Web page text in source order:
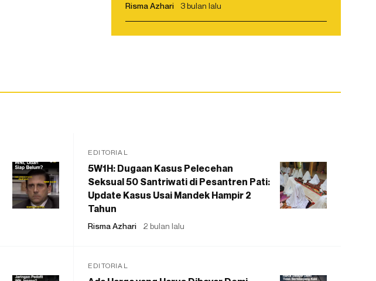
Risma Azhari 3 bulan lalu
EDITORIAL
5W1H: Dugaan Kasus Pelecehan
Seksual 50 Santriwati di Pesantren Pati:
Update Kasus Usai Mandek Hampir 2
Tahun
Risma Azhari 2 bulan lalu
EDITORIAL